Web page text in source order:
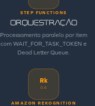
STEP FUNCTIONS
Orquestração
Processamento paralelo por item
com WAIT_FOR_TASK_TOKEN e
Dead Letter Queue.
Rk
04
AMAZON REKOGNITION